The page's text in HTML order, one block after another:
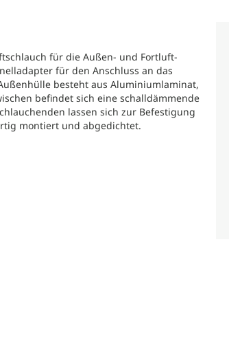
für die Außen- und Fortluft-
für den Anschluss an das
besteht aus Aluminiumlaminat,
befindet sich eine schalldämmende
lassen sich zur Befestigung
montiert und abgedichtet.